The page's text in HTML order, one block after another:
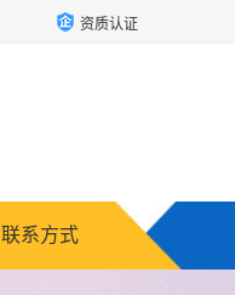
资质认证
联系方式